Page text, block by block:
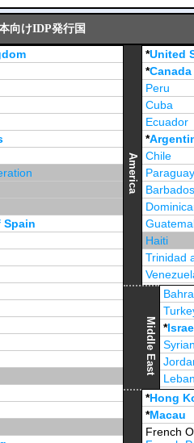
向けIDP発行国
Spain
America
*United
*Canada
Peru
Cuba
Ecuador
*
Chile
Paraguay
Barbados
Haiti
Trinidad
Jamaica
Middle East
*
*
*Hong
*Macau
French